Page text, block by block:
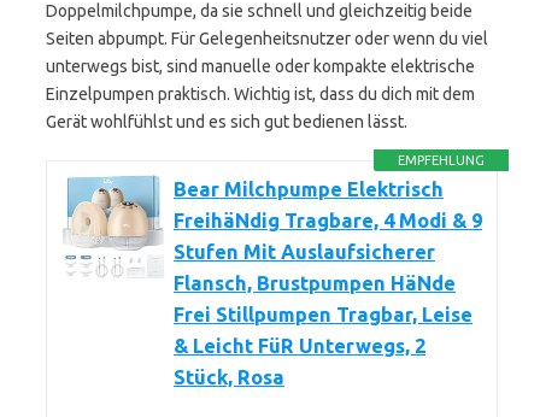
Doppelmilchpumpe, da sie schnell und gleichzeitig beide
Seiten abpumpt. Für Gelegenheitsnutzer oder wenn du viel
unterwegs bist, sind manuelle oder kompakte elektrische
Einzelpumpen praktisch. Wichtig ist, dass du dich mit dem
Gerät wohlfühlst und es sich gut bedienen lässt.
EMPFEHLUNG
Bear Milchpumpe Elektrisch
FreihäNdig Tragbare, 4 Modi & 9
Stufen Mit Auslaufsicherer
Flansch, Brustpumpen HäNde
Frei Stillpumpen Tragbar, Leise
& Leicht FüR Unterwegs, 2
Stück, Rosa